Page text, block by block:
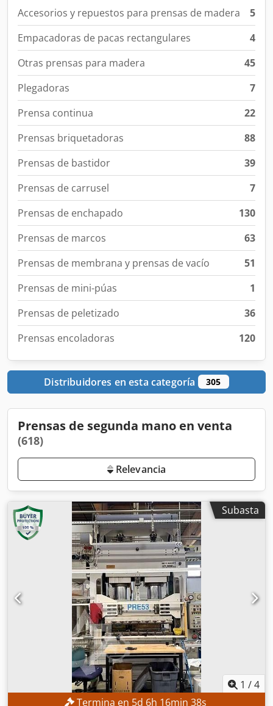
Accesorios y repuestos para prensas de madera
5
Empacadoras de pacas rectangulares
4
Otras prensas para madera
45
Plegadoras
7
Prensa continua
22
Prensas briquetadoras
88
Prensas de bastidor
39
Prensas de carrusel
7
Prensas de enchapado
130
Prensas de marcos
63
Prensas de membrana y prensas de vacío
51
Prensas de mini-púas
1
Prensas de peletizado
36
Prensas encoladoras
120
Distribuidores en esta categoría 305
Prensas de segunda mano en venta
(618)
Relevancia
Subasta
1 /4
Termina en 5d 6h 16min 36s